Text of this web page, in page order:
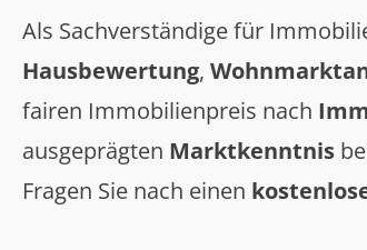
Als Sachverständige für
Hausbewertung,
fairen Immobilienpreis nach
ausgeprägten Marktkenntnis
Fragen Sie nach einen